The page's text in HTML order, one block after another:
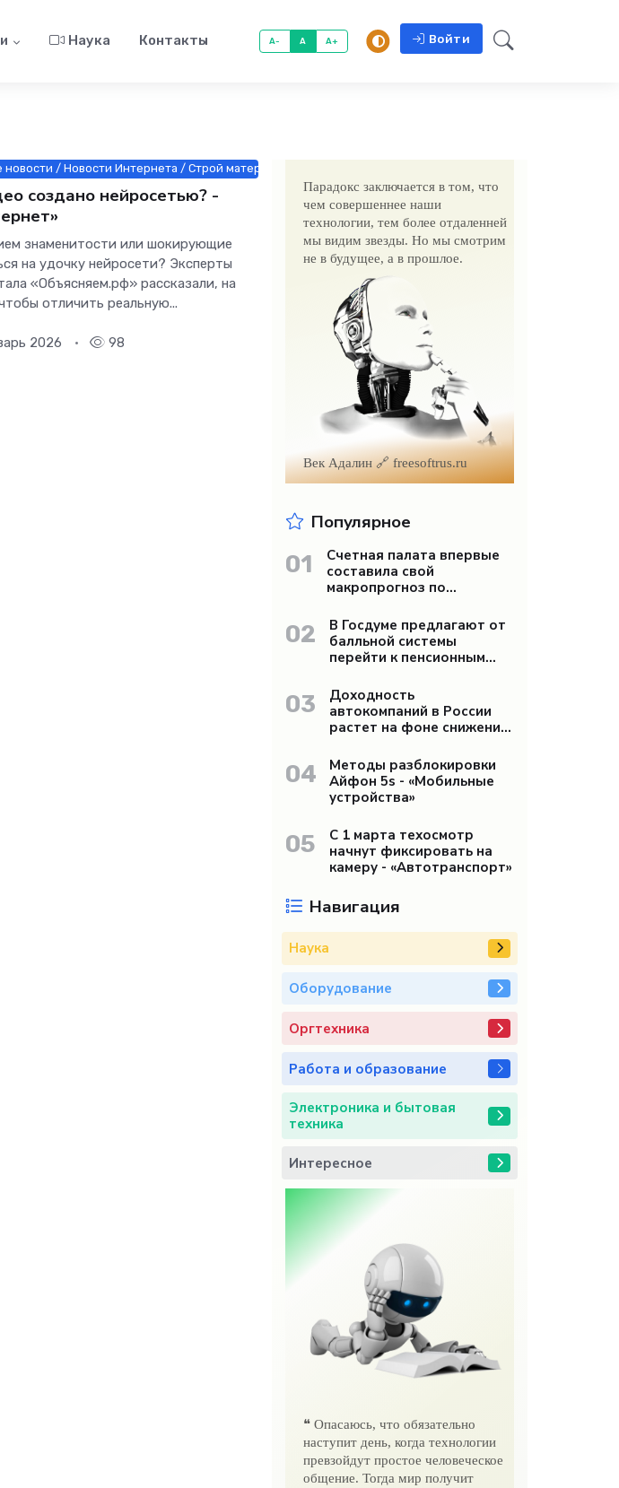
Наука Контакты A- A A+ Войти
/ Новости Интернета / Строй материалы / Оборудование / Электроника и бытовая техника
создано нейросетью? -
знаменитости или шокирующие
на удочку нейросети? Эксперты
«Объясняем.рф» рассказали, на
отличить реальную...
2026 98
Парадокс заключается в том, что
чем совершеннее наши
технологии, тем более отдаленней
мы видим звезды. Но мы смотрим
не в будущее, а в прошлое.
Век Адалин 🔗 freesoftrus.ru
Популярное
01
Счетная палата впервые
составила свой
макропрогноз по
«Бизнес»
02
В Госдуме предлагают от
балльной системы
перейти к пенсионным
03
Доходность
автокомпаний в России
растет на фоне снижения
04
Методы разблокировки
Айфон 5s - «Мобильные
устройства»
05
С 1 марта техосмотр
начнут фиксировать на
камеру - «Автотранспорт»
Навигация
Наука
Оборудование
Оргтехника
Работа и образование
Электроника и бытовая
техника
Интересное
❝ Опасаюсь, что обязательно
наступит день, когда технологии
превзойдут простое человеческое
общение. Тогда мир получит